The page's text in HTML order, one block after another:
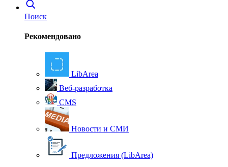
Поиск
Рекомендовано
LibArea
Веб-разработка
CMS
Новости и СМИ
Предложения (LibArea)